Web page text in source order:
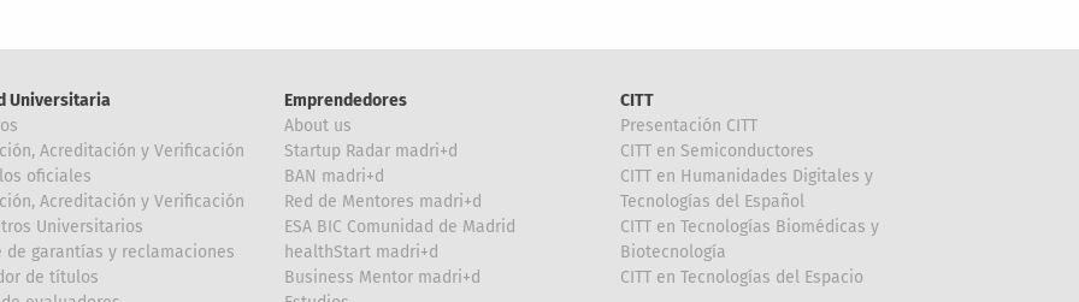
Universitaria
Acreditación y Verificación
oficiales
Acreditación y Verificación
Universitarios
de garantías y reclamaciones
de títulos
Emprendedores
About us
Startup Radar madri+d
BAN madri+d
Red de Mentores madri+d
ESA BIC Comunidad de Madrid
healthStart madri+d
Business Mentor madri+d
CITT
Presentación CITT
CITT en Semiconductores
CITT en Humanidades Digitales y
Tecnologías del Español
CITT en Tecnologías Biomédicas y
Biotecnología
CITT en Tecnologías del Espacio